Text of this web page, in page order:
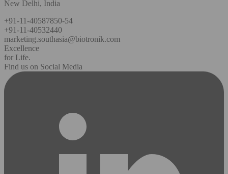
New Delhi, India
+91-11-40587850-54
+91-11-40532440
marketing.southasia@biotronik.com
Excellence
for Life.
Find us on Social Media